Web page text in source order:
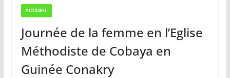
ACCUEIL
Journée de la femme en l’Eglise
Méthodiste de Cobaya en
Guinée Conakry